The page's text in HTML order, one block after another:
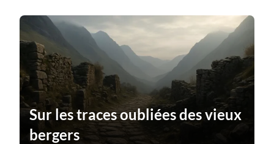
Sur les traces oubliées des vieux
bergers